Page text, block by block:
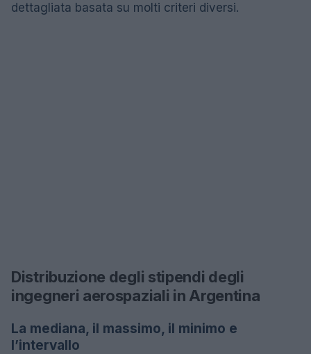
dettagliata basata su molti criteri diversi.
Distribuzione degli stipendi degli
ingegneri aerospaziali in Argentina
La mediana, il massimo, il minimo e
l’intervallo